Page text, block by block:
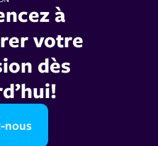
à
votre
dès
nous